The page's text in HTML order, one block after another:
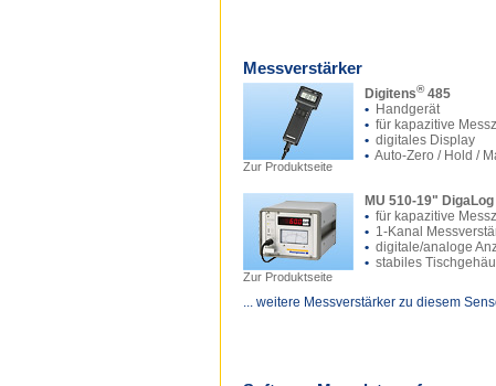
Messverstärker
Zur Produktseite
Digitens®485
• Handgerät
• für kapazitive
• digitales Display
• Auto-Zero / Hold /
Zur Produktseite
MU 510-19" DigaLog
• für kapazitive
• 1-Kanal
• digitale/analoge
• stabiles
... weitere Messverstärker zu diesem